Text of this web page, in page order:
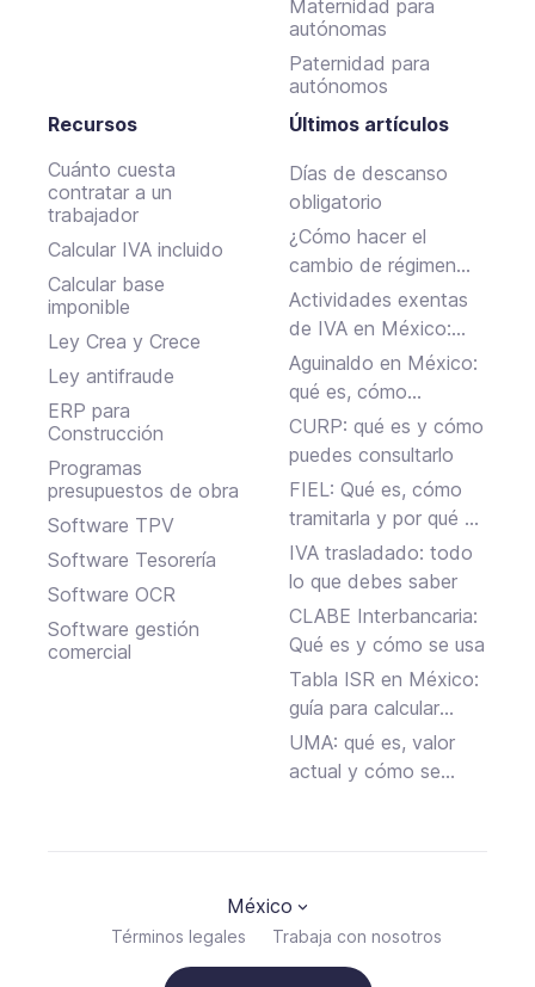
Maternidad para
autónomas
Paternidad para
autónomos
Recursos
Cuánto cuesta
contratar a un
trabajador
Calcular IVA incluido
Calcular base
imponible
Ley Crea y Crece
Ley antifraude
ERP para
Construcción
Programas
presupuestos de obra
Software TPV
Software Tesorería
Software OCR
Software gestión
comercial
Últimos artículos
Días de descanso
obligatorio
¿Cómo hacer el
cambio de régimen
fiscal ante el SAT en
México?
Actividades exentas
de IVA en México:
ejemplos y reglas
clave
Aguinaldo en México:
qué es, cómo
calcularlo y cuándo se
paga
CURP: qué es y cómo
puedes consultarlo
FIEL: Qué es, cómo
tramitarla y por qué es
clave para tu negocio
en México
IVA trasladado: todo
lo que debes saber
CLABE Interbancaria:
Qué es y cómo se usa
Tabla ISR en México:
guía para calcular
fácilmente tus
impuestos
UMA: qué es, valor
actual y cómo se
Términos legales Trabaja con nosotros
México